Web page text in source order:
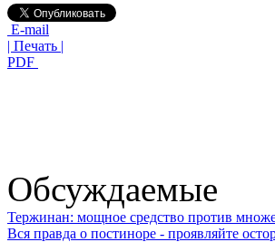
E-mail
| Печать |
PDF
Обсуждаемые
Тержинан: мощное средство против
Вся правда о постиноре - проявляйте